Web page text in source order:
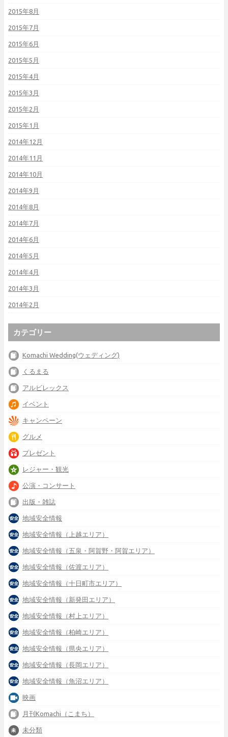
2015年8月
2015年7月
2015年6月
2015年5月
2015年4月
2015年3月
2015年2月
2015年1月
2014年12月
2014年11月
2014年10月
2014年9月
2014年8月
2014年7月
2014年6月
2014年5月
2014年4月
2014年3月
2014年2月
カテゴリー
Komachi Wedding(ウェディング)
くるまる
アルビレックス
イベント
キャンペーン
グルメ
プレゼント
レジャー・観光
公演・コンサート
出版・雑誌
地域安全情報
地域安全情報（上越エリア）
地域安全情報（五泉・阿賀野・阿賀エリア）
地域安全情報（佐渡エリア）
地域安全情報（十日町市エリア）
地域安全情報（新発田エリア）
地域安全情報（村上エリア）
地域安全情報（柏崎エリア）
地域安全情報（県央エリア）
地域安全情報（長岡エリア）
地域安全情報（魚沼エリア）
映画
月刊Komachi（こまち）
未分類